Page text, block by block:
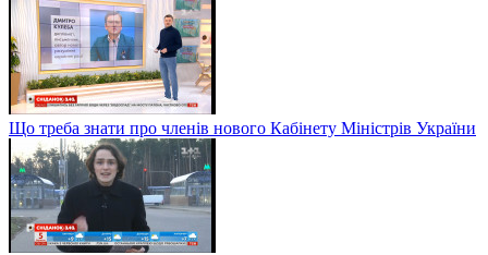
Що треба знати про членів нового Кабінету Міністрів України